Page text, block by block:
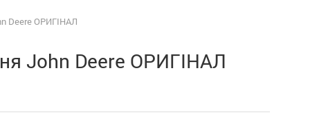
Deere ОРИГІНАЛ
John Deere ОРИГІНАЛ